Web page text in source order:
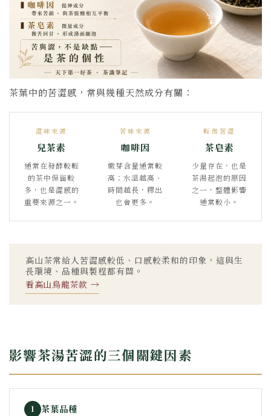
茶葉中的苦澀感，常與幾種天然成分有關：
澀味來源
兒茶素
通常在發酵較輕
的茶中保留較
多，也是澀感的
重要來源之一。
苦味來源
咖啡因
嫩芽含量通常較
高；水溫越高、
時間越長，釋出
也會更多。
輕微苦澀
茶皂素
少量存在，也是
茶湯起泡的原因
之一，整體影響
通常較小。
高山茶常給人苦澀感較低、口感較柔和的印象，這與生
長環境、品種與製程都有關。
看高山烏龍茶款 →
影響茶湯苦澀的三個關鍵因素
1 茶葉品種